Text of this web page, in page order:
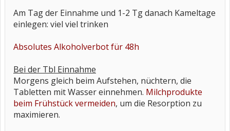
Am Tag der Einnahme und 1-2 Tg danach Kameltage
einlegen: viel viel trinken
Absolutes Alkoholverbot für 48h
Bei der Tbl Einnahme
Morgens gleich beim Aufstehen, nüchtern, die
Tabletten mit Wasser einnehmen. Milchprodukte
beim Frühstück vermeiden, um die Resorption zu
maximieren.